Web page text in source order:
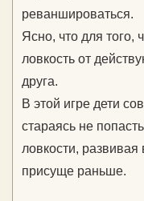
реваншироваться.
Ясно, что для того,
ловкость от
друга.
В этой игре дети
стараясь не
ловкости,
присуще раньше.